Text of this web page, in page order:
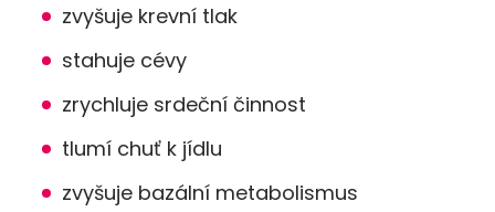
zvyšuje krevní tlak
stahuje cévy
zrychluje srdeční činnost
tlumí chuť k jídlu
zvyšuje bazální metabolismus